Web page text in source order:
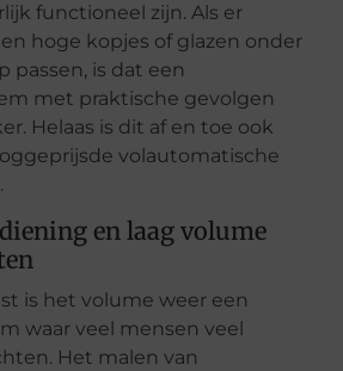
functioneel zijn. Als er
hoge kopjes of glazen onder
passen, is dat een
met praktische gevolgen
Helaas is dit af en toe ook
volautomatische
en laag volume
is het volume weer een
waar veel mensen veel
Het malen van